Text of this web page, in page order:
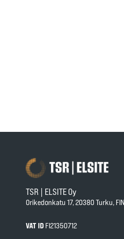
TSR | ELSITE Oy
Orikedonkatu 17, 20380 Turku,
VAT ID FI21350712